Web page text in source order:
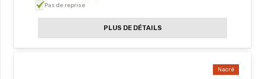
Pas de reprise
PLUS DE DÉTAILS
Nacré